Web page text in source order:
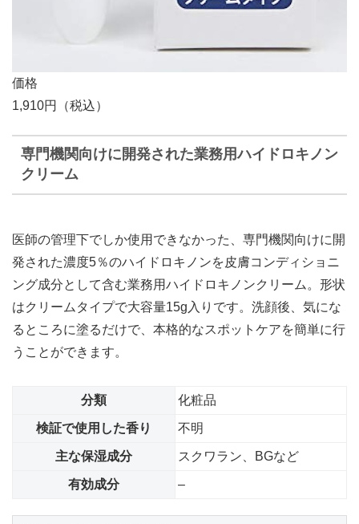
価格
1,910円（税込）
専門機関向けに開発された業務用ハイドロキノン
クリーム
医師の管理下でしか使用できなかった、専門機関向けに開
発された濃度5％のハイドロキノンを皮膚コンディショニ
ング成分として含む業務用ハイドロキノンクリーム。形状
はクリームタイプで大容量15g入りです。洗顔後、気にな
るところに塗るだけで、本格的なスポットケアを簡単に行
うことができます。
分類 化粧品
検証で使用した香り 不明
主な保湿成分 スクワラン、BGなど
有効成分 –